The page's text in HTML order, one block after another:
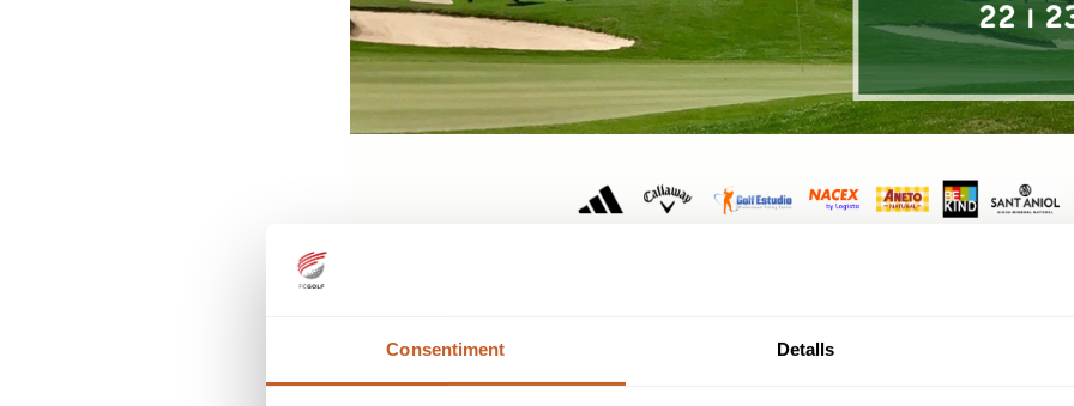
Consentiment Detalls
PARELLES ADMESES
PROFESSIONAL + PROFESIONAL